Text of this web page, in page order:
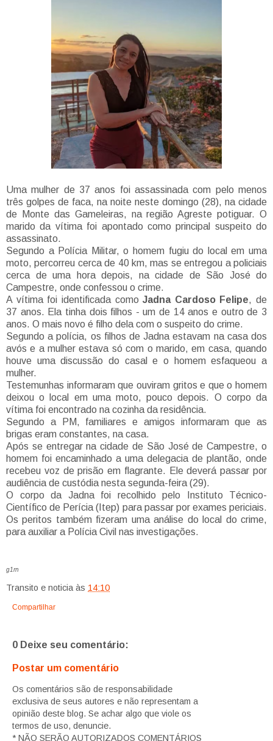
Uma mulher de 37 anos foi assassinada com pelo menos
três golpes de faca, na noite neste domingo (28), na cidade
de Monte das Gameleiras, na região Agreste potiguar. O
marido da vítima foi apontado como principal suspeito do
assassinato.
Segundo a Polícia Militar, o homem fugiu do local em uma
moto, percorreu cerca de 40 km, mas se entregou a policiais
cerca de uma hora depois, na cidade de São José do
Campestre, onde confessou o crime.
A vítima foi identificada comoJadna Cardoso Felipe, de
37 anos. Ela tinha dois filhos - um de 14 anos e outro de 3
anos. O mais novo é filho dela com o suspeito do crime.
Segundo a polícia, os filhos de Jadna estavam na casa dos
avós e a mulher estava só com o marido, em casa, quando
houve uma discussão do casal e o homem esfaqueou a
mulher.
Testemunhas informaram que ouviram gritos e que o homem
deixou o local em uma moto, pouco depois. O corpo da
vítima foi encontrado na cozinha da residência.
Segundo a PM, familiares e amigos informaram que as
brigas eram constantes, na casa.
Após se entregar na cidade de São José de Campestre, o
homem foi encaminhado a uma delegacia de plantão, onde
recebeu voz de prisão em flagrante. Ele deverá passar por
audiência de custódia nesta segunda-feira (29).
O corpo da Jadna foi recolhido pelo Instituto Técnico-
Científico de Perícia (Itep) para passar por exames periciais.
Os peritos também fizeram uma análise do local do crime,
para auxiliar a Polícia Civil nas investigações.
g1rn
Transito e noticia às 14:10
Compartilhar
0 Deixe seu comentário:
Postar um comentário
Os comentários são de responsabilidade
exclusiva de seus autores e não representam a
opinião deste blog. Se achar algo que viole os
termos de uso, denuncie.
* NÃO SERÃO AUTORIZADOS COMENTÁRIOS